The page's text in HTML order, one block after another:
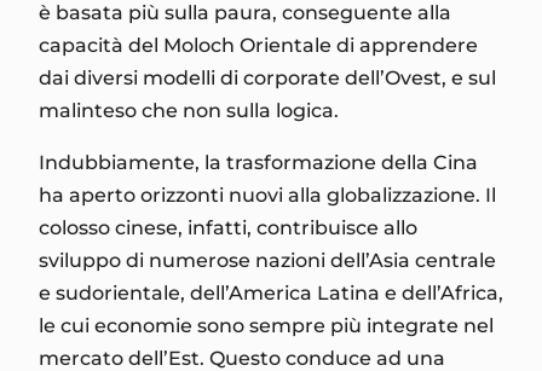
è basata più sulla paura, conseguente alla
capacità del Moloch Orientale di apprendere
dai diversi modelli di corporate dell’Ovest, e sul
malinteso che non sulla logica.
Indubbiamente, la trasformazione della Cina
ha aperto orizzonti nuovi alla globalizzazione. Il
colosso cinese, infatti, contribuisce allo
sviluppo di numerose nazioni dell’Asia centrale
e sudorientale, dell’America Latina e dell’Africa,
le cui economie sono sempre più integrate nel
mercato dell’Est. Questo conduce ad una